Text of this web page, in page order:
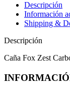
Descripción
Información
Shipping &
Descripción
Caña Fox Zest